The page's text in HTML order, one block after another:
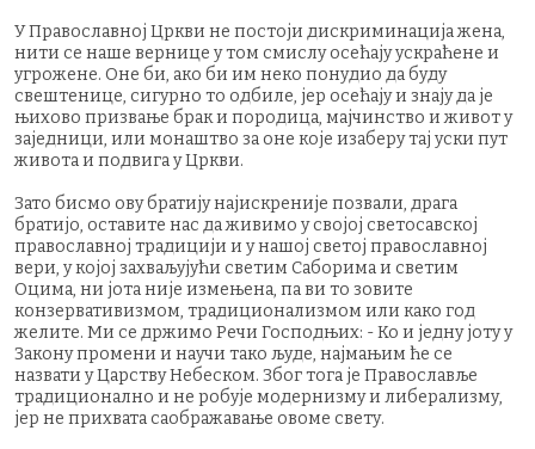
У Православној Цркви не постоји дискриминација жена,
нити се наше вернице у том смислу осећају ускраћене и
угрожене. Оне би, ако би им неко понудио да буду
свештенице, сигурно то одбиле, јер осећају и знају да је
њихово призвање брак и породица, мајчинство и живот у
заједници, или монаштво за оне које изаберу тај уски пут
живота и подвига у Цркви.
Зато бисмо ову братију најискреније позвали, драга
братијо, оставите нас да живимо у својој светосавској
православној традицији и у нашој светој православној
вери, у којој захваљујући светим Саборима и светим
Оцима, ни јота није измењена, па ви то зовите
конзервативизмом, традиционализмом или како год
желите. Ми се држимо Речи Господњих: - Ко и једну јоту у
Закону промени и научи тако људе, најмањим ће се
назвати у Царству Небеском. Због тога је Православље
традиционално и не робује модернизму и либерализму,
јер не прихвата саображавање овоме свету.